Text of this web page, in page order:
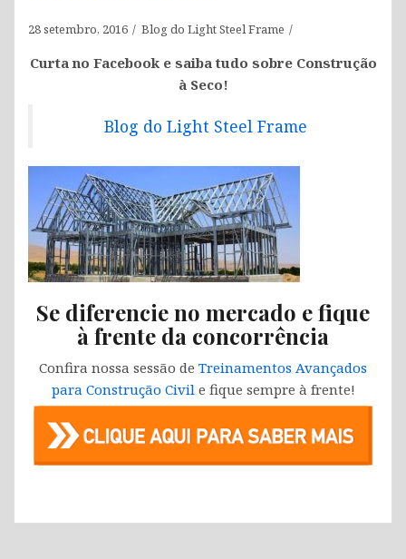
28 setembro, 2016 Blog do Light Steel Frame
Curta no Facebook e saiba tudo sobre Construção
à Seco!
Blog do Light Steel Frame
Se diferencie no mercado e fique
à frente da concorrência
Confira nossa sessão de Treinamentos Avançados
para Construção Civile fique sempre à frente!